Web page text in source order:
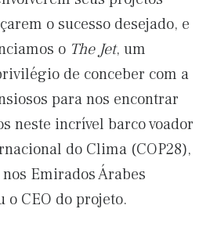
o sucesso desejado, e
o The Jet, um
de conceber com a
para nos encontrar
​​neste incrível barco voador
do Clima (COP28),
Emirados Árabes
o CEO do projeto.